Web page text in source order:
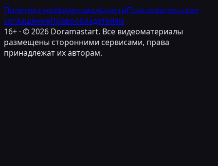
Политика конфиденциальностиПользовательское
соглашениеПравообладателям
16+ · ©2026 Doramastart. Все видеоматериалы
размещены сторонними сервисами, права
принадлежат их авторам.